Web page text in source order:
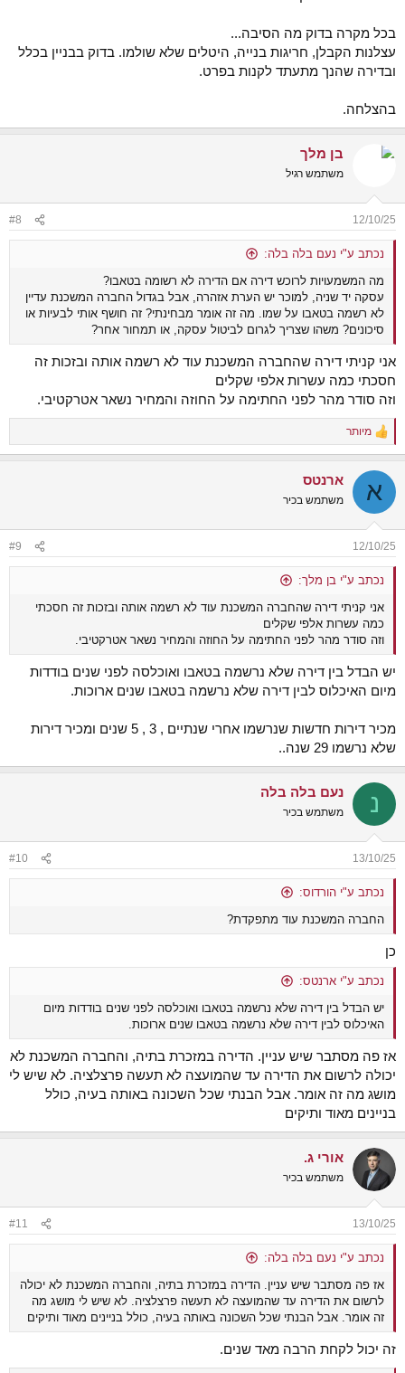
בכל מקרה בדוק מה הסיבה...
עצלנות הקבלן, חריגות בנייה, היטלים שלא שולמו. בדוק בבניין בכלל
ובדירה שהנך מתעתד לקנות בפרט.
בהצלחה.
בן מלך
משתמש רגיל
12/10/25
#8
נכתב ע"י נעם בלה בלה:
מה המשמעויות לרוכש דירה אם הדירה לא רשומה בטאבו?
עסקה יד שניה, למוכר יש הערת אזהרה, אבל בגדול החברה המשכנת עדיין
לא רשמה בטאבו על שמו. מה זה אומר מבחינתי? זה חושף אותי לבעיות או
סיכונים? משהו שצריך לגרום לביטול עסקה, או תמחור אחר?
אני קניתי דירה שהחברה המשכנת עוד לא רשמה אותה ובזכות זה
חסכתי כמה עשרות אלפי שקלים
וזה סודר מהר לפני החתימה על החוזה והמחיר נשאר אטרקטיבי.
R
e
c
i
s
:
מיותר
א ארנטס
משתמש בכיר
12/10/25
#9
נכתב ע"י בן מלך:
אני קניתי דירה שהחברה המשכנת עוד לא רשמה אותה ובזכות זה חסכתי
כמה עשרות אלפי שקלים
וזה סודר מהר לפני החתימה על החוזה והמחיר נשאר אטרקטיבי.
יש הבדל בין דירה שלא נרשמה בטאבו ואוכלסה לפני שנים בודדות
מיום האיכלוס לבין דירה שלא נרשמה בטאבו שנים ארוכות.
מכיר דירות חדשות שנרשמו אחרי שנתיים , 3 , 5 שנים ומכיר דירות
שלא נרשמו 29 שנה..
נ נעם בלה בלה
משתמש בכיר
13/10/25
#10
נכתב ע"י הורדוס:
החברה המשכנת עוד מתפקדת?
כן
נכתב ע"י ארנטס:
יש הבדל בין דירה שלא נרשמה בטאבו ואוכלסה לפני שנים בודדות מיום
האיכלוס לבין דירה שלא נרשמה בטאבו שנים ארוכות.
אז פה מסתבר שיש עניין. הדירה במזכרת בתיה, והחברה המשכנת לא
יכולה לרשום את הדירה עד שהמועצה לא תעשה פרצלציה. לא שיש לי
מושג מה זה אומר. אבל הבנתי שכל השכונה באותה בעיה, כולל
בניינים מאוד ותיקים
אורי ג.
משתמש בכיר
13/10/25
#11
נכתב ע"י נעם בלה בלה:
אז פה מסתבר שיש עניין. הדירה במזכרת בתיה, והחברה המשכנת לא יכולה
לרשום את הדירה עד שהמועצה לא תעשה פרצלציה. לא שיש לי מושג מה
זה אומר. אבל הבנתי שכל השכונה באותה בעיה, כולל בניינים מאוד ותיקים
זה יכול לקחת הרבה מאד שנים.